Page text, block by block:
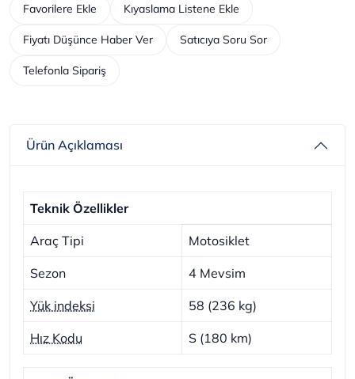
Telefonla Sipariş
Kıyaslama Listene Ekle
Favorilere Ekle
Fiyatı Düşünce Haber Ver Satıcıya Soru Sor
Ürün Açıklaması
Teknik Özellikler
Araç Tipi Motosiklet
Sezon 4 Mevsim
Yük indeksi 58 (236 kg)
Hız Kodu S (180 km)